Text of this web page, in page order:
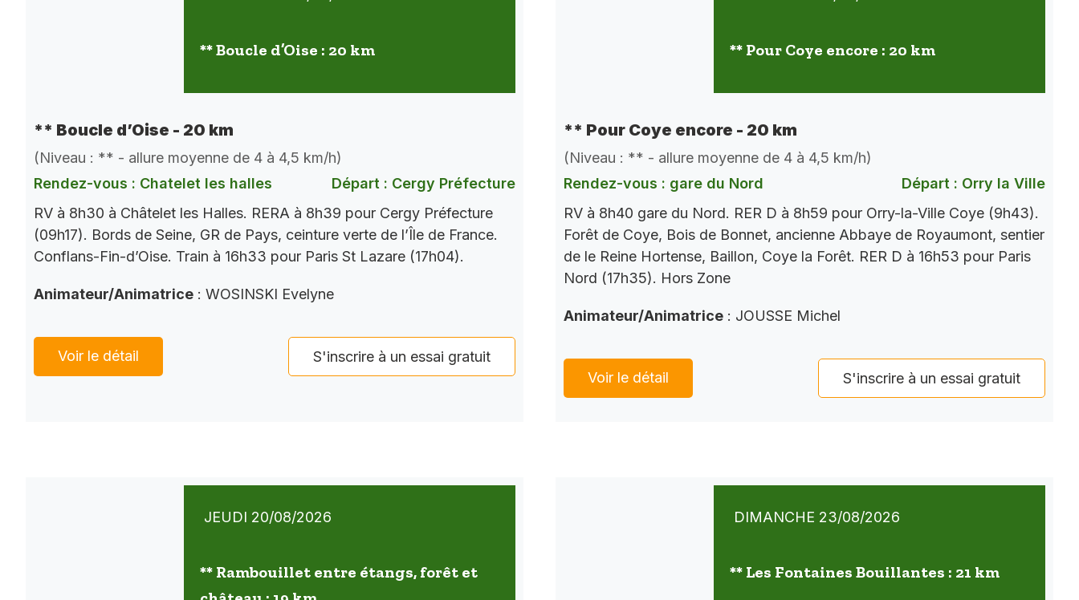
** Boucle d’Oise : 20 km
** Boucle d’Oise - 20 km
(Niveau : ** - allure moyenne de 4 à 4,5 km/h)
Rendez-vous : Chatelet les halles
Départ : Cergy Préfecture
RV à 8h30 à Châtelet les Halles. RERA à 8h39 pour Cergy Préfecture
(09h17). Bords de Seine, GR de Pays, ceinture verte de l’Île de France.
Conflans-Fin-d’Oise. Train à 16h33 pour Paris St Lazare (17h04).
Animateur/Animatrice : WOSINSKI Evelyne
Voir le détail S'inscrire à un essai gratuit
** Pour Coye encore : 20 km
** Pour Coye encore - 20 km
(Niveau : ** - allure moyenne de 4 à 4,5 km/h)
Rendez-vous : gare du Nord
Départ : Orry la Ville
RV à 8h40 gare du Nord. RER D à 8h59 pour Orry-la-Ville Coye (9h43).
Forêt de Coye, Bois de Bonnet, ancienne Abbaye de Royaumont, sentier
de le Reine Hortense, Baillon, Coye la Forêt. RER D à 16h53 pour Paris
Nord (17h35). Hors Zone
Animateur/Animatrice : JOUSSE Michel
Voir le détail S'inscrire à un essai gratuit
JEUDI 20/08/2026
** Rambouillet entre étangs, forêt et
DIMANCHE 23/08/2026
** Les Fontaines Bouillantes : 21 km